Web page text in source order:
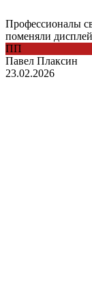
Профессионалы
поменяли
ПП
Павел Плаксин
23.02.2026